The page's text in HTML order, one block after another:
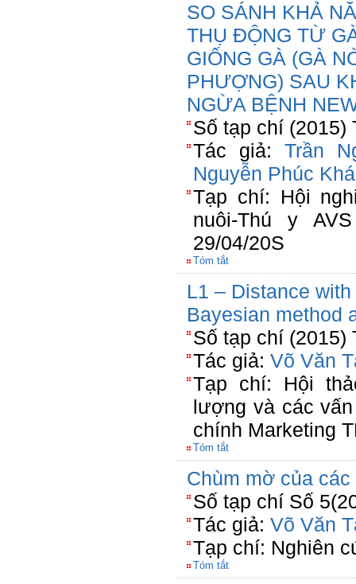
SO SÁNH KHẢ
THỤ ĐỘNG TỪ
GIỐNG GÀ (GÀ
PHƯỢNG) SAU
NGỪA BỆNH
Số tạp chí (2015)
Tác giả:Trần
Nguyễn Phúc
Tạp chí: Hội
nuôi-Thú y
29/04/20S
Tóm tắt
L1 – Distance
Bayesian method
Số tạp chí (2015)
Tác giả: Võ Văn
Tạp chí: Hội
lượng và các
chính Marketing
Tóm tắt
Chùm mờ của
Số tạp chí Số
Tác giả: Võ Văn
Tạp chí: Nghiên
Tóm tắt